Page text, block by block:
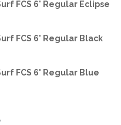
FCS 6' Regular Eclipse
FCS 6' Regular Black
FCS 6' Regular Blue